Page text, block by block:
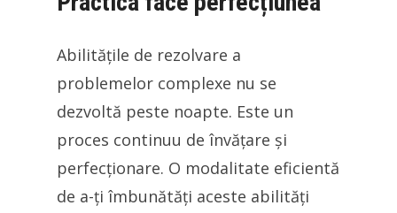
Abilitățile de rezolvare a
problemelor complexe nu se
dezvoltă peste noapte. Este un
proces continuu de învățare și
perfecționare. O modalitate eficientă
de a-ți îmbunătăți aceste abilități